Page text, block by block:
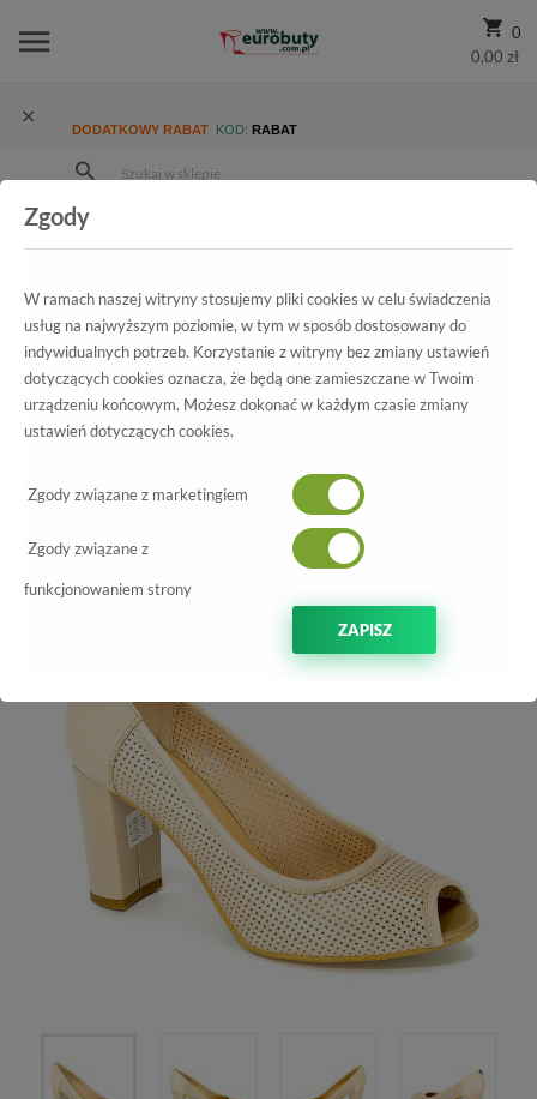
0
0,00 zł
DODATKOWY RABAT KOD: RABAT
Kolekcja damska
Czółenka
Wszystkie produkty
6064 203
Zgody
W ramach naszej witryny stosujemy pliki cookies w celu świadczenia
usług na najwyższym poziomie, w tym w sposób dostosowany do
indywidualnych potrzeb. Korzystanie z witryny bez zmiany ustawień
dotyczących cookies oznacza, że będą one zamieszczane w Twoim
urządzeniu końcowym. Możesz dokonać w każdym czasie zmiany
ustawień dotyczących cookies.
Zgody związane z marketingiem
Zgody związane z
funkcjonowaniem strony
ZAPISZ